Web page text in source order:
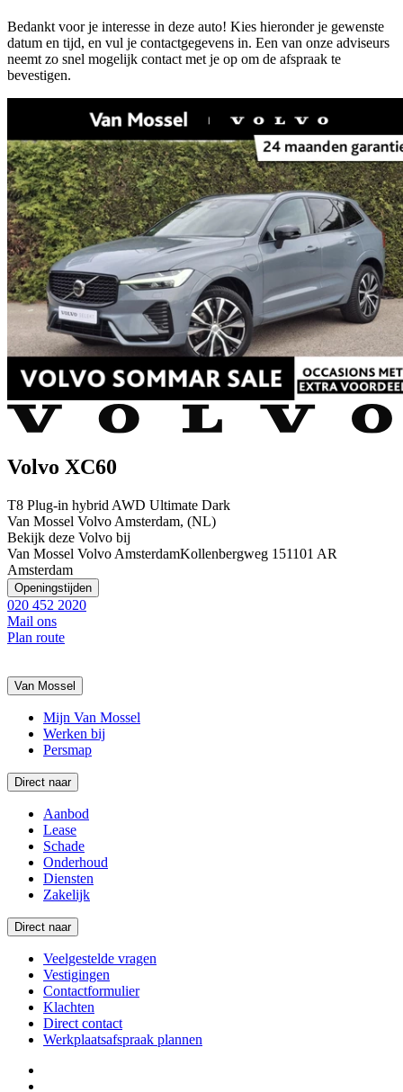
Bedankt voor je interesse in deze auto! Kies hieronder je gewenste
datum en tijd, en vul je contactgegevens in. Een van onze adviseurs
neemt zo snel mogelijk contact met je op om de afspraak te
bevestigen.
Volvo XC60
T8 Plug-in hybrid AWD Ultimate Dark
Van Mossel Volvo Amsterdam, (NL)
Bekijk deze Volvo bij
Van Mossel Volvo AmsterdamKollenbergweg 151101 AR
Amsterdam
Openingstijden
020 452 2020
Mail ons
Plan route
Van Mossel
Mijn Van Mossel
Werken bij
Persmap
Direct naar
Aanbod
Lease
Schade
Onderhoud
Diensten
Zakelijk
Direct naar
Veelgestelde vragen
Vestigingen
Contactformulier
Klachten
Direct contact
Werkplaatsafspraak plannen